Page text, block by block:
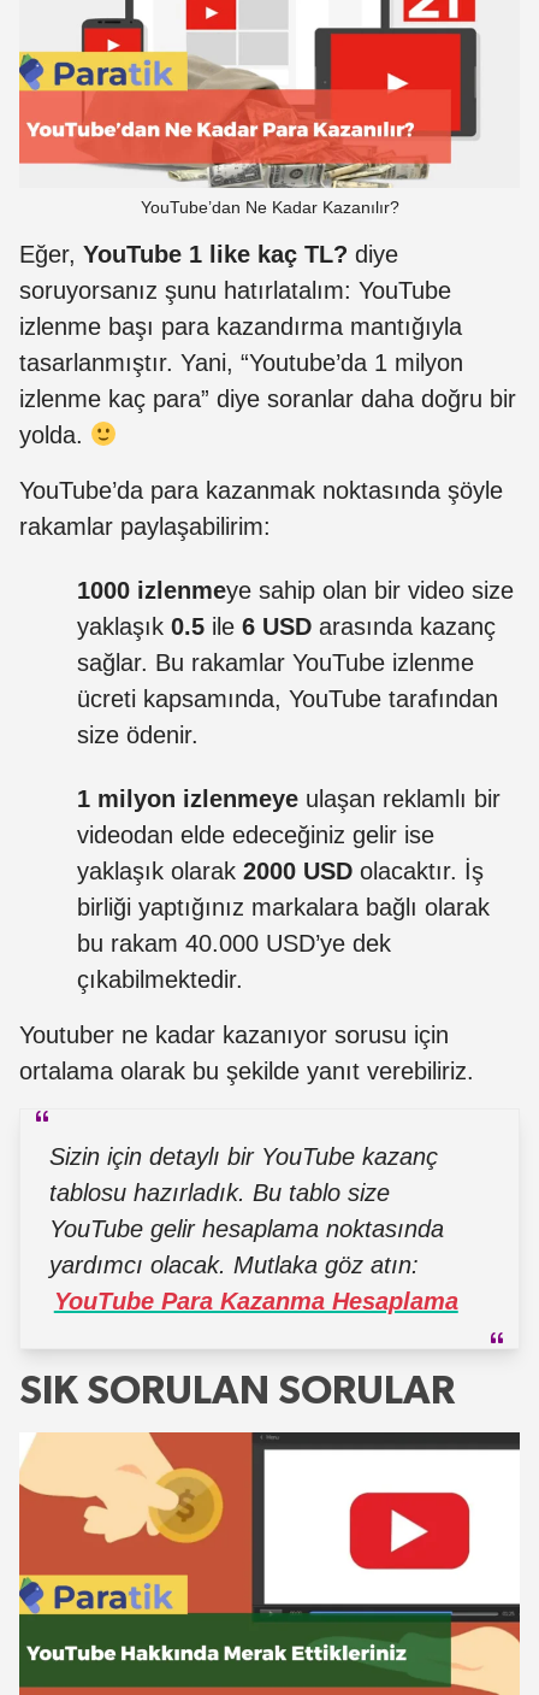
YouTube’dan Ne Kadar Kazanılır?
Eğer, YouTube 1 like kaç TL? diye
soruyorsanız şunu hatırlatalım: YouTube
izlenme başı para kazandırma mantığıyla
tasarlanmıştır. Yani, “Youtube’da 1 milyon
izlenme kaç para” diye soranlar daha doğru bir
yolda.
YouTube’da para kazanmak noktasında şöyle
rakamlar paylaşabilirim:
1000 izlenmeye sahip olan bir video size
yaklaşık 0.5 ile 6 USD arasında kazanç
sağlar. Bu rakamlar YouTube izlenme
ücreti kapsamında, YouTube tarafından
size ödenir.
1 milyon izlenmeye ulaşan reklamlı bir
videodan elde edeceğiniz gelir ise
yaklaşık olarak 2000 USD olacaktır. İş
birliği yaptığınız markalara bağlı olarak
bu rakam 40.000 USD’ye dek
çıkabilmektedir.
Youtuber ne kadar kazanıyor sorusu için
ortalama olarak bu şekilde yanıt verebiliriz.
Sizin için detaylı bir YouTube kazanç
tablosu hazırladık. Bu tablo size
YouTube gelir hesaplama noktasında
yardımcı olacak. Mutlaka göz atın:
YouTube Para Kazanma Hesaplama
SIK SORULAN SORULAR